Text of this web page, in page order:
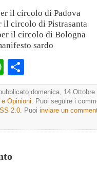
il circolo di Padova
il circolo di Pistrasanta
il circolo di Bologna
sardo
WhatsApp
domenica, 14 Ottobre
e Opinioni. Puoi seguire i
2.0. Puoi inviare un